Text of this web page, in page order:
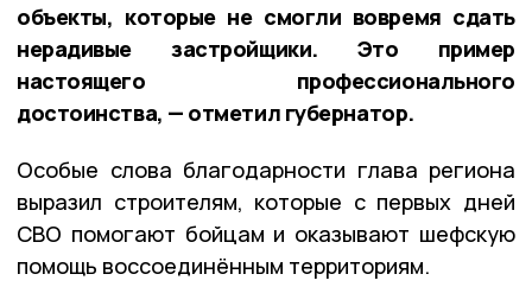
объекты, которые не смогли вовремя сдать
нерадивые застройщики. Это пример
настоящего профессионального
достоинства, — отметил губернатор.
Особые слова благодарности глава региона
выразил строителям, которые с первых дней
СВО помогают бойцам и оказывают шефскую
помощь воссоединённым территориям.